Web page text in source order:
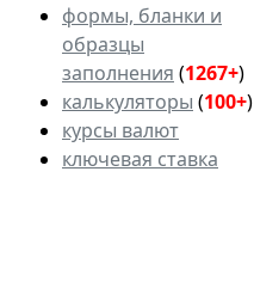
формы, бланки и
образцы
заполнения (1267+)
калькуляторы (100+)
курсы валют
ключевая ставка